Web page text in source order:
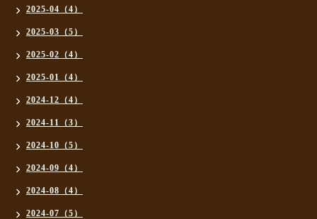
2025-04（4）
2025-03（5）
2025-02（4）
2025-01（4）
2024-12（4）
2024-11（3）
2024-10（5）
2024-09（4）
2024-08（4）
2024-07（5）